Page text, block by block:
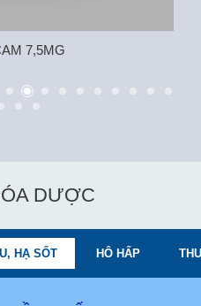
7,5MG
DƯỢC
HẠ SỐT HÔ HẤP